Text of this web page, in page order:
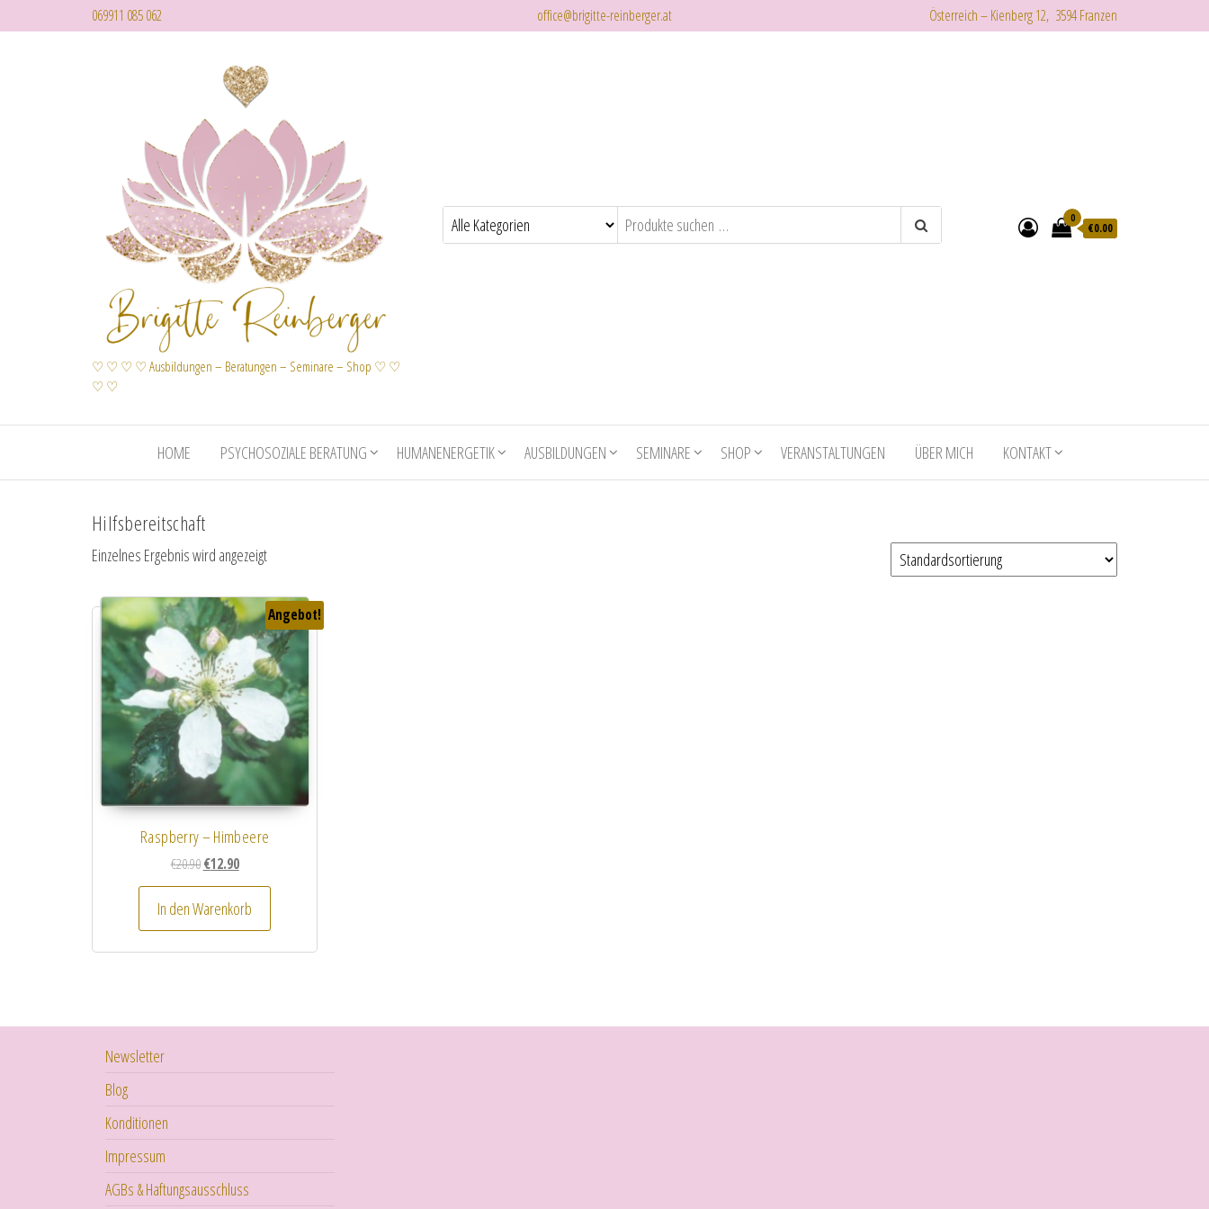
069911 085 062 office@brigitte-reinberger.at Österreich – Kienberg 12, 3594 Franzen
♡ ♡ ♡ ♡ Ausbildungen – Beratungen – Seminare – Shop ♡ ♡
♡ ♡
0
€0.00
HOME PSYCHOSOZIALE BERATUNG HUMANENERGETIK AUSBILDUNGEN SEMINARE SHOP VERANSTALTUNGEN ÜBER MICH KONTAKT
Hilfsbereitschaft
Einzelnes Ergebnis wird angezeigt
Angebot!
Raspberry – Himbeere
€20.90 Ursprünglicher Preis war: €20.90
€12.90Aktueller Preis ist: €12.90.
In den Warenkorb
Newsletter
Blog
Konditionen
Impressum
AGBs & Haftungsausschluss